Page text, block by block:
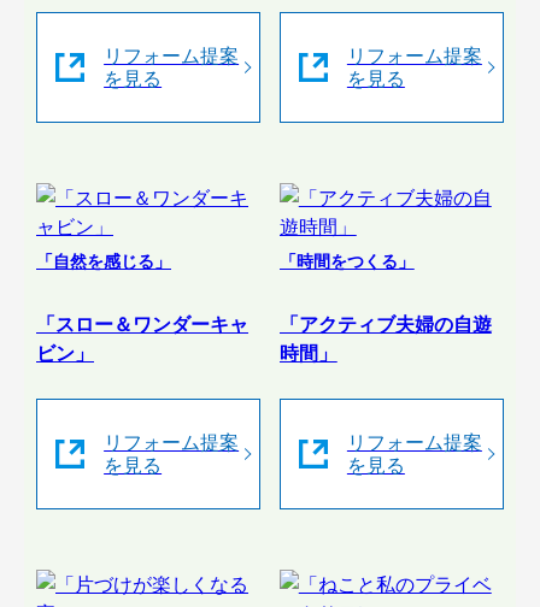
リフォーム提案
を見る
リフォーム提案
を見る
「自然を感じる」
「スロー＆ワンダーキャ
ビン」
リフォーム提案
を見る
「時間をつくる」
「アクティブ夫婦の自遊
時間」
リフォーム提案
を見る